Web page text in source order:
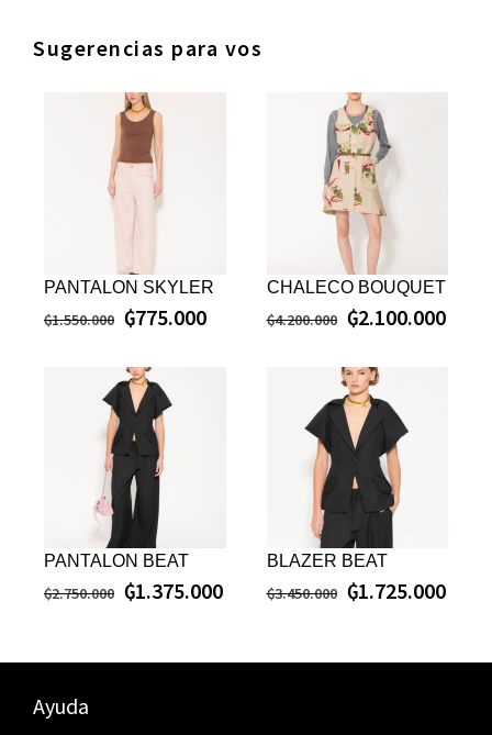
Sugerencias para vos
PANTALON SKYLER
₲1.550.000 ₲775.000
CHALECO BOUQUET
₲4.200.000 ₲2.100.000
PANTALON BEAT
₲2.750.000 ₲1.375.000
BLAZER BEAT
₲3.450.000 ₲1.725.000
Ayuda